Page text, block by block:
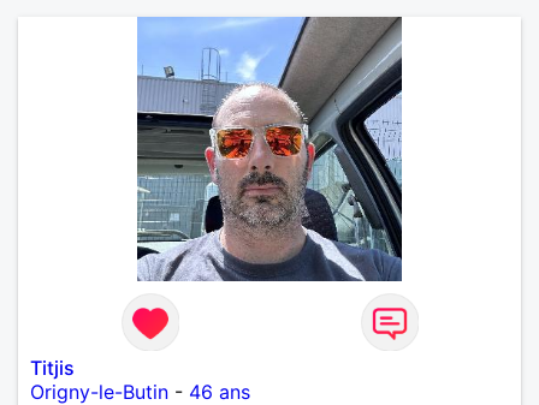
temps de discuter… et laissons l’avenir nous guider
Titjis
Origny-le-Butin - 46 ans